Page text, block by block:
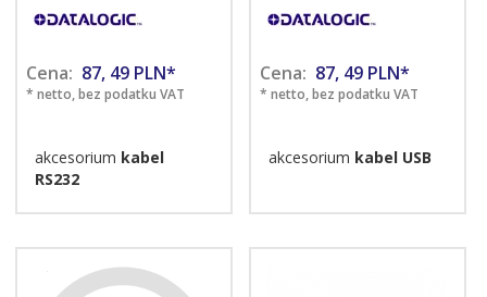
Cena: 87, 49 PLN*
* netto, bez podatku VAT
akcesorium kabel
RS232
Cena: 87, 49 PLN*
* netto, bez podatku VAT
akcesorium kabel USB